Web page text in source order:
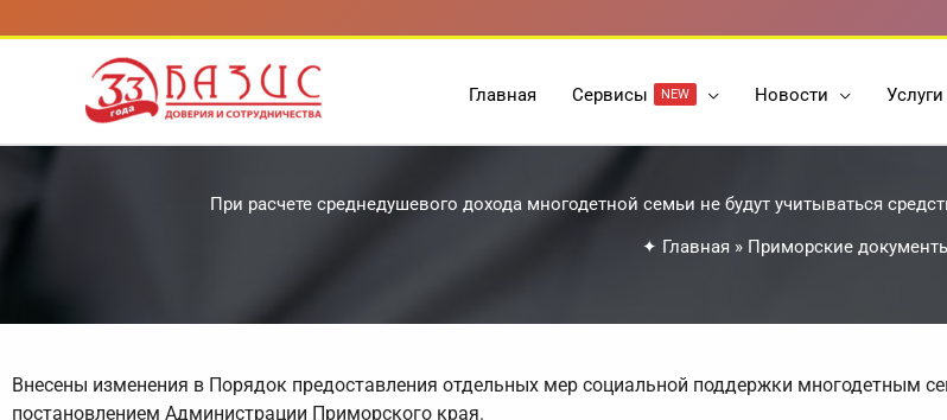
к
содержимому
Главная Cервисы NEW Новости Услуги
При расчете среднедушевого дохода многодетной семьи не будут учитываться
✦ Главная » Приморские
Внесены изменения в Порядок предоставления отдельных мер социальной поддержки многодетным
постановлением Администрации Приморского края.